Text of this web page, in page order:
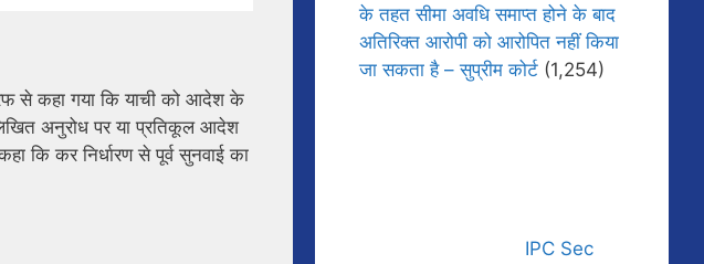
से कहा गया कि याची को आदेश के
अनुरोध पर या प्रतिकूल आदेश
कि कर निर्धारण से पूर्व सुनवाई का
के तहत सीमा अवधि समाप्त होने के बाद
अतिरिक्त आरोपी को आरोपित नहीं किया
जा सकता है – सुप्रीम कोर्ट (1,254)
IPC Sec